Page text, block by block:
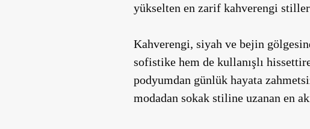
yükselten en zarif kahverengi
Kahverengi, siyah ve bejin
sofistike hem de kullanışlı
podyumdan günlük hayata
modadan sokak stiline uzanan en